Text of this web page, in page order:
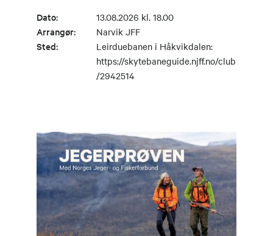
Dato: 13.08.2026 kl. 18.00
Arrangør: Narvik JFF
Sted:
Leirduebanen i Håkvikdalen:
https://skytebaneguide.njff.no/club
/2942514